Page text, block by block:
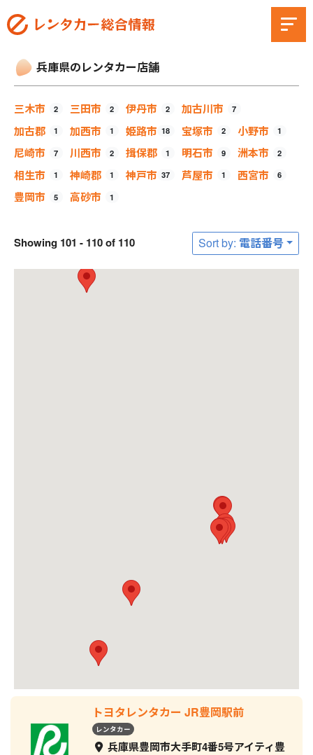
兵庫県のレンタカー店舗
三木市 2 三田市 2 伊丹市 2 加古川市 7
加古郡 1 加西市 1 姫路市 18 宝塚市 2 小野市 1
尼崎市 7 川西市 2 揖保郡 1 明石市 9 洲本市 2
相生市 1 神崎郡 1 神戸市 37 芦屋市 1 西宮市 6
豊岡市 5 高砂市 1
Showing 101 - 110 of 110 Sort by: 電話番号
トヨタレンタカー JR豊岡駅前
レンタカー
兵庫県豊岡市大手町4番5号アイティ豊